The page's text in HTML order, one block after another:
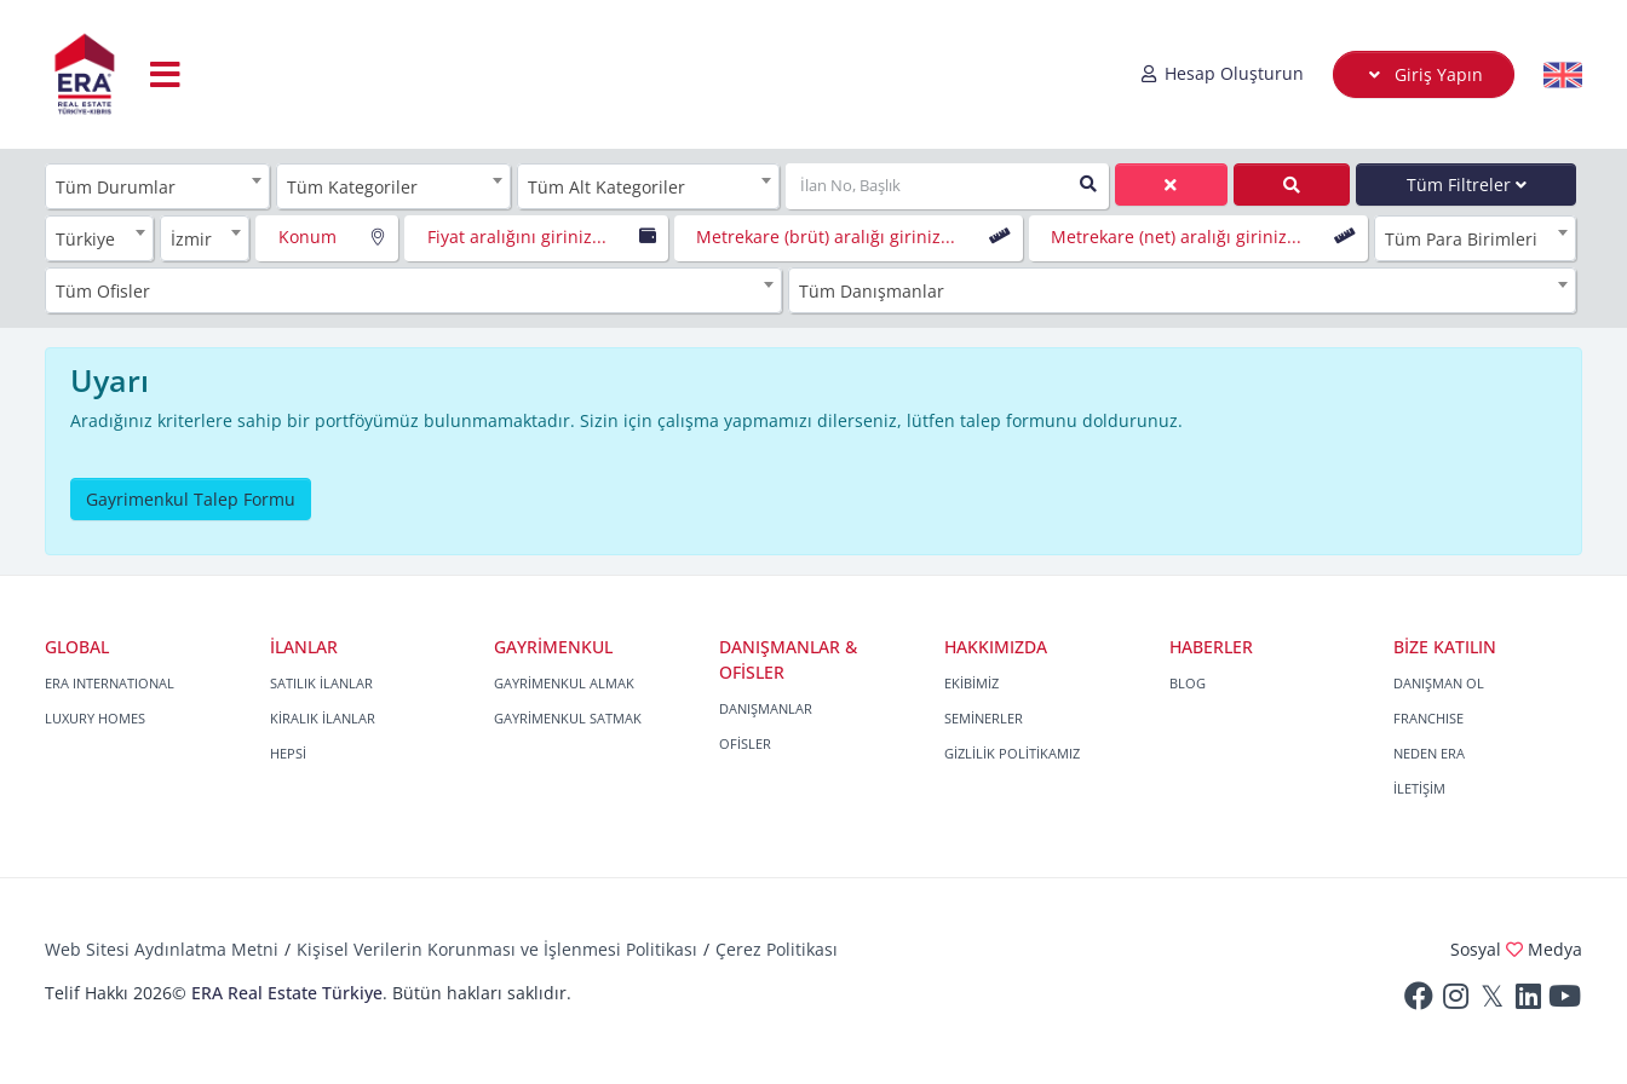
Hesap Oluşturun Giriş Yapın
Tüm Durumlar Tüm Kategoriler Tüm Alt Kategoriler Tüm Filtreler
Türkiye İzmir Konum Fiyat aralığını giriniz... Metrekare (brüt) aralığı giriniz... Metrekare (net) aralığı giriniz... Tüm Para Birimleri
Tüm Ofisler Tüm Danışmanlar
Uyarı
Aradığınız kriterlere sahip bir portföyümüz bulunmamaktadır. Sizin için çalışma yapmamızı dilerseniz, lütfen talep formunu doldurunuz.
Gayrimenkul Talep Formu
GLOBAL
ERA INTERNATIONAL
LUXURY HOMES
İLANLAR
SATILIK İLANLAR
KİRALIK İLANLAR
HEPSİ
GAYRİMENKUL
GAYRİMENKUL ALMAK
GAYRİMENKUL SATMAK
DANIŞMANLAR &
OFİSLER
DANIŞMANLAR
OFİSLER
HAKKIMIZDA
EKİBİMİZ
SEMİNERLER
GİZLİLİK POLİTİKAMIZ
HABERLER
BLOG
BİZE KATILIN
DANIŞMAN OL
FRANCHISE
NEDEN ERA
İLETİŞİM
Web Sitesi Aydınlatma Metni Kişisel Verilerin Korunması ve İşlenmesi Politikası
Çerez Politikası
Telif Hakkı 2026© ERA Real Estate Türkiye. Bütün hakları saklıdır.
Sosyal Medya